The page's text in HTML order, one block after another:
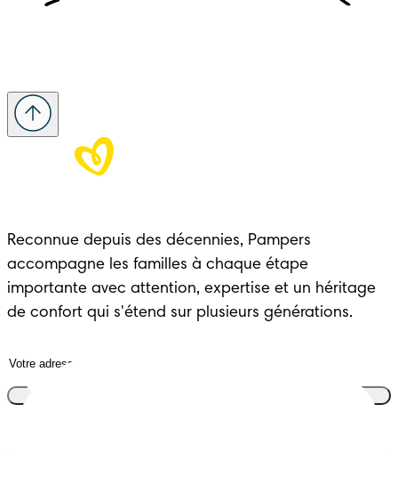
Reconnue depuis des décennies, Pampers
accompagne les familles à chaque étape
importante avec attention, expertise et un héritage
de confort qui s'étend sur plusieurs générations.